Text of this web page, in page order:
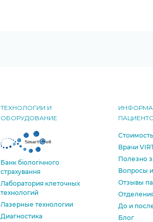
ТЕХНОЛОГИИ И
ОБОРУДОВАНИЕ
Банк бiологiчного
страхування
Лаборатория клеточных
технологий
Лазерные технологии
Диагностика
Врачи
Полезно
Вопросы
Отзывы
До и
Блог